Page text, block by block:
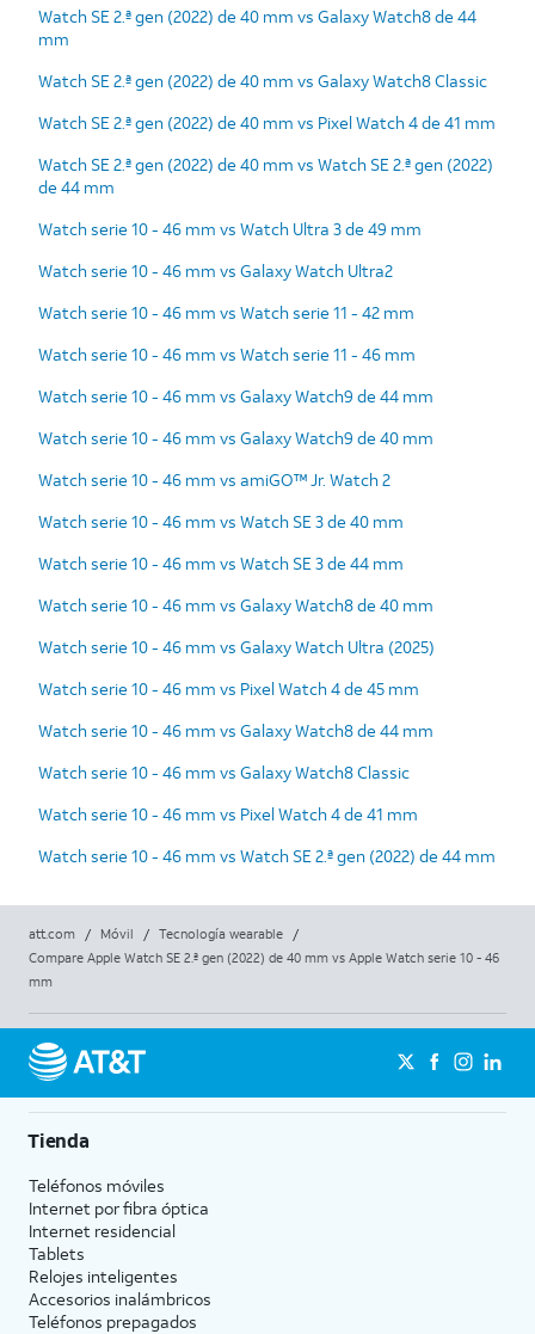
Watch SE 2.ª gen (2022) de 40 mm vs Galaxy Watch8 de 44
mm
Watch SE 2.ª gen (2022) de 40 mm vs Galaxy Watch8 Classic
Watch SE 2.ª gen (2022) de 40 mm vs Pixel Watch 4 de 41 mm
Watch SE 2.ª gen (2022) de 40 mm vs Watch SE 2.ª gen (2022)
de 44 mm
Watch serie 10 - 46 mm vs Watch Ultra 3 de 49 mm
Watch serie 10 - 46 mm vs Galaxy Watch Ultra2
Watch serie 10 - 46 mm vs Watch serie 11 - 42 mm
Watch serie 10 - 46 mm vs Watch serie 11 - 46 mm
Watch serie 10 - 46 mm vs Galaxy Watch9 de 44 mm
Watch serie 10 - 46 mm vs Galaxy Watch9 de 40 mm
Watch serie 10 - 46 mm vs amiGO™ Jr. Watch 2
Watch serie 10 - 46 mm vs Watch SE 3 de 40 mm
Watch serie 10 - 46 mm vs Watch SE 3 de 44 mm
Watch serie 10 - 46 mm vs Galaxy Watch8 de 40 mm
Watch serie 10 - 46 mm vs Galaxy Watch Ultra (2025)
Watch serie 10 - 46 mm vs Pixel Watch 4 de 45 mm
Watch serie 10 - 46 mm vs Galaxy Watch8 de 44 mm
Watch serie 10 - 46 mm vs Galaxy Watch8 Classic
Watch serie 10 - 46 mm vs Pixel Watch 4 de 41 mm
Watch serie 10 - 46 mm vs Watch SE 2.ª gen (2022) de 44 mm
att.com / Móvil / Tecnología wearable
/
Compare Apple Watch SE 2.ª gen (2022) de 40 mm vs Apple Watch serie 10 - 46
mm
Tienda
Teléfonos móviles
Internet por fibra óptica
Internet residencial
Tablets
Relojes inteligentes
Accesorios inalámbricos
Teléfonos prepagados